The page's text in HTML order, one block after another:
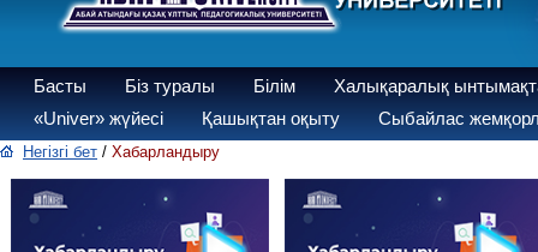
Басты Біз туралы Білім
Халықаралық
«Univer» жүйесі
Қашықтан оқыту Сыбайлас
Негізгі бет / Хабарландыру